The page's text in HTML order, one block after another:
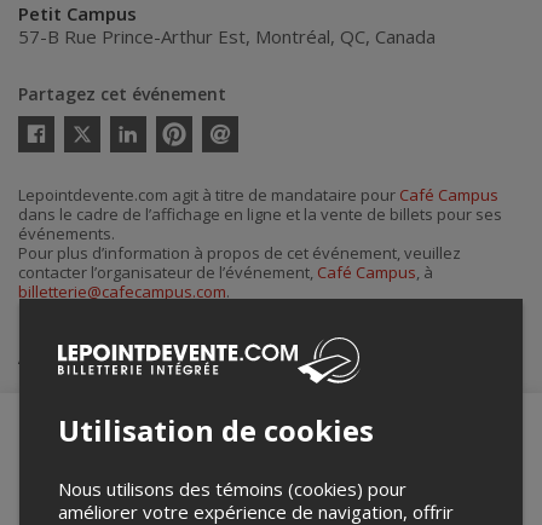
Petit Campus
57-B Rue Prince-Arthur Est, Montréal, QC, Canada
Partagez cet événement
Twitter
courriel
Lepointdevente.com agit à titre de mandataire pour Café Campus
dans le cadre de l’affichage en ligne et la vente de billets pour ses
événements.
Pour plus d’information à propos de cet événement, veuillez
contacter l’organisateur de l’événement, Café Campus, à
billetterie@cafecampus.com.
Achat de billets
Merci de confirmer que vous n'êtes pas un
robot ci-bas.
Utilisation de cookies
Nous utilisons des témoins (cookies) pour
améliorer votre expérience de navigation, offrir